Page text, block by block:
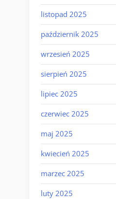
listopad 2025
październik 2025
wrzesień 2025
sierpień 2025
lipiec 2025
czerwiec 2025
maj 2025
kwiecień 2025
marzec 2025
luty 2025